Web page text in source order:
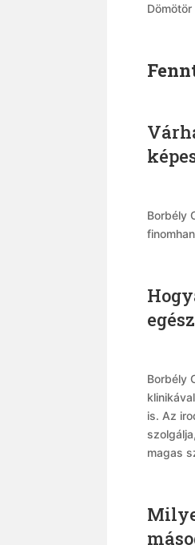
Borbély
Borbély
is. Az
magas